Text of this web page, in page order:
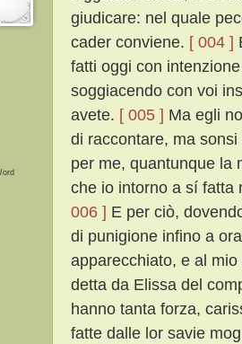
giudicare: nel quale
cader conviene. [ 004 ]
fatti oggi con
soggiacendo con voi
avete. [ 005 ] Ma egli
di raccontare, ma
per me, quantunque la
che io intorno a sí fatta
006 ] E per ciò,
di punigione infino a
apparecchiato, e al
detta da Elissa del
hanno tanta forza,
fatte dalle lor savie